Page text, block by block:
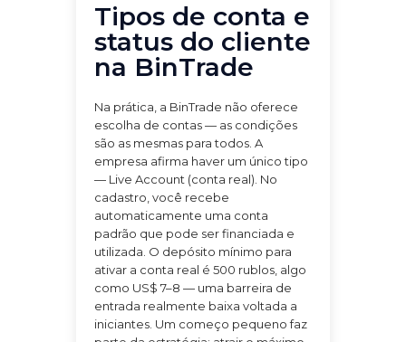
Tipos de conta e
status do cliente
na BinTrade
Na prática, a BinTrade não oferece
escolha de contas — as condições
são as mesmas para todos. A
empresa afirma haver um único tipo
— Live Account (conta real). No
cadastro, você recebe
automaticamente uma conta
padrão que pode ser financiada e
utilizada. O depósito mínimo para
ativar a conta real é 500 rublos, algo
como US$ 7–8 — uma barreira de
entrada realmente baixa voltada a
iniciantes. Um começo pequeno faz